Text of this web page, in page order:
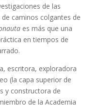
de las
caminos colgantes de
es más que una
en tiempos de
escritora, exploradora
(la capa superior de
y constructora de
de la Academia